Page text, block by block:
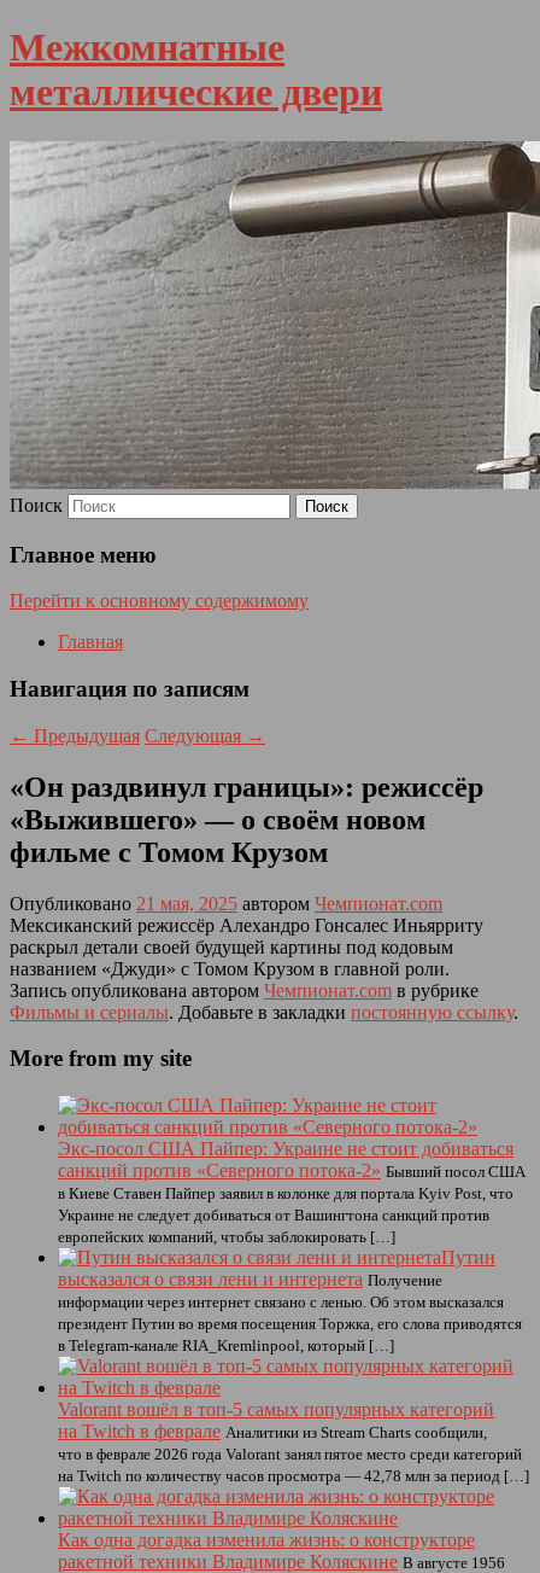
Межкомнатные
металлические двери
Поиск
Главное меню
Перейти к основному содержимому
Главная
Навигация по записям
← Предыдущая Следующая →
«Он раздвинул границы»: режиссёр
«Выжившего» — о своём новом
фильме с Томом Крузом
Опубликовано 21 мая, 2025 автором Чемпионат.com
Мексиканский режиссёр Алехандро Гонсалес Иньярриту
раскрыл детали своей будущей картины под кодовым
названием «Джуди» с Томом Крузом в главной роли.
Запись опубликована автором Чемпионат.com в рубрике
Фильмы и сериалы. Добавьте в закладки постоянную ссылку.
More from my site
Экс-посол США Пайпер: Украине не стоит добиваться
санкций против «Северного потока-2» Бывший посол США
в Киеве Ставен Пайпер заявил в колонке для портала Kyiv Post, что
Украине не следует добиваться от Вашингтона санкций против
европейских компаний, чтобы заблокировать […]
Путин
высказался о связи лени и интернета Получение
информации через интернет связано с ленью. Об этом высказался
президент Путин во время посещения Торжка, его слова приводятся
в Telegram-канале RIA_Kremlinpool, который […]
Valorant вошёл в топ-5 самых популярных категорий
на Twitch в феврале Аналитики из Stream Charts сообщили,
что в феврале 2026 года Valorant занял пятое место среди категорий
на Twitch по количеству часов просмотра — 42,78 млн за период […]
Как одна догадка изменила жизнь: о конструкторе
ракетной техники Владимире Коляскине В августе 1956